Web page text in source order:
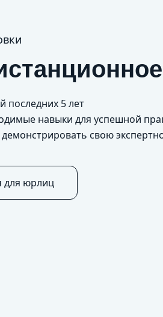
последних 5 лет
навыки для успешной
свою
для юрлиц